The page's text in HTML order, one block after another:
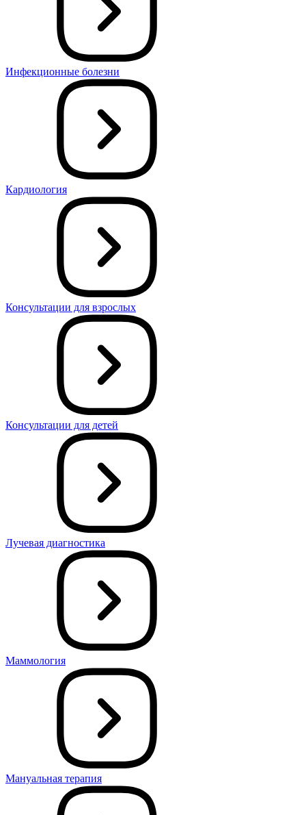
Инфекционные болезни
Кардиология
Консультации для взрослых
Консультации для детей
Лучевая диагностика
Маммология
Мануальная терапия